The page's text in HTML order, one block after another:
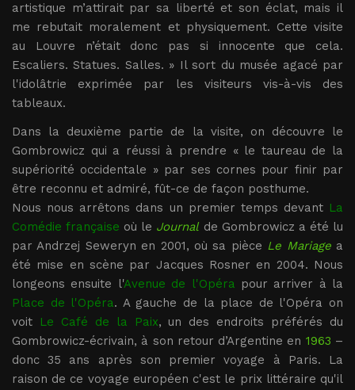
artistique m’attirait par sa liberté et son éclat, mais il
me rebutait moralement et physiquement. Cette visite
au Louvre n’était donc pas si innocente que cela.
Escaliers. Statues. Salles. » Il sort du musée agacé par
l'idolâtrie exprimée par les visiteurs vis-à-vis des
tableaux.
Dans la deuxième partie de la visite, on découvre le
Gombrowicz qui a réussi à prendre « le taureau de la
supériorité occidentale » par ses cornes pour finir par
être reconnu et admiré, fût-ce de façon posthume.
Nous nous arrêtons dans un premier temps devant La
Comédie française où le Journalde Gombrowicz a été lu
par Andrzej Seweryn en 2001, où sa pièce Le Mariagea
été mise en scène par Jacques Rosner en 2004. Nous
longeons ensuite l'Avenue de l'Opéra pour arriver à la
Place de l'Opéra. A gauche de la place de l'Opéra on
voit
Le Café de la Paix, un des endroits préférés du
Gombrowicz-écrivain, à son retour d’Argentine en 1963 –
donc 35 ans après son premier voyage à Paris. La
raison de ce voyage européen c'est le prix littéraire qu'il